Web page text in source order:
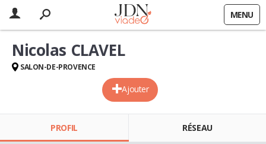
MENU
Ajouter
Nicolas CLAVEL
SALON-DE-PROVENCE
PROFIL RÉSEAU